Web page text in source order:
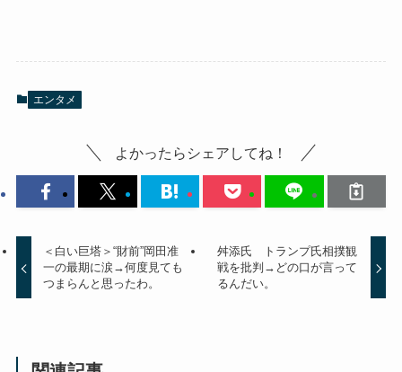
エンタメ
よかったらシェアしてね！
＜白い巨塔＞“財前”岡田准
一の最期に涙→何度見ても
つまらんと思ったわ。
舛添氏 トランプ氏相撲観
戦を批判→どの口が言って
るんだい。